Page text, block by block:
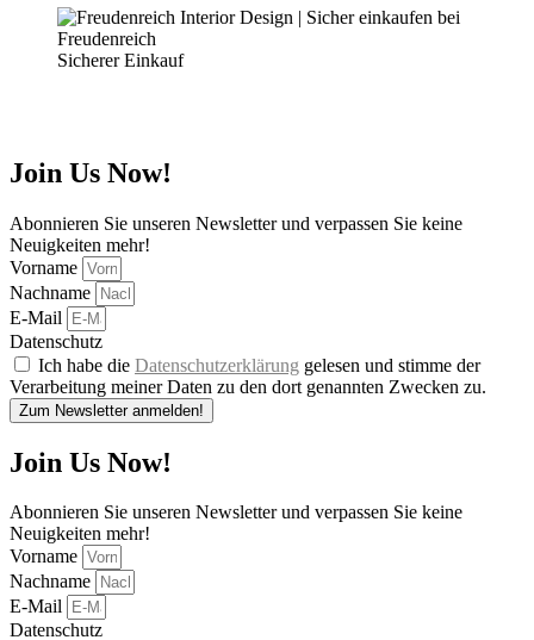
Sicherer Einkauf
Join Us Now!
Abonnieren Sie unseren Newsletter und verpassen Sie keine
Neuigkeiten mehr!
Vorname
Nachname
E-Mail
Datenschutz
Ich habe die Datenschutzerklärung gelesen und stimme der
Verarbeitung meiner Daten zu den dort genannten Zwecken zu.
Zum Newsletter anmelden!
Join Us Now!
Abonnieren Sie unseren Newsletter und verpassen Sie keine
Neuigkeiten mehr!
Vorname
Nachname
E-Mail
Datenschutz